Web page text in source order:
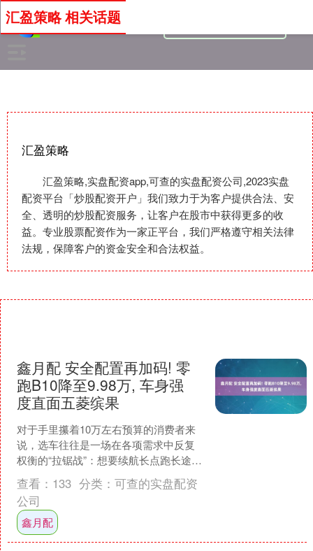
汇盈策略
汇盈策略,实盘配资app,可查的实盘配资公司,2023实盘
配资平台「炒股配资开户」我们致力于为客户提供合法、安
全、透明的炒股配资服务，让客户在股市中获得更多的收
益。专业股票配资作为一家正平台，我们严格遵守相关法律
法规，保障客户的资金安全和合法权益。
汇盈策略 相关话题
鑫月配 安全配置再加码! 零
跑B10降至9.98万, 车身强
度直面五菱缤果
对于手里攥着10万左右预算的消费者来
说，选车往往是一场在各项需求中反复
权衡的“拉锯战”：想要续航长点跑长途不
焦虑，又想要内饰好点让家人坐得舒
服，还得价格别太离谱....
查看： 133 分类： 可查的实盘配资
公司
鑫月配